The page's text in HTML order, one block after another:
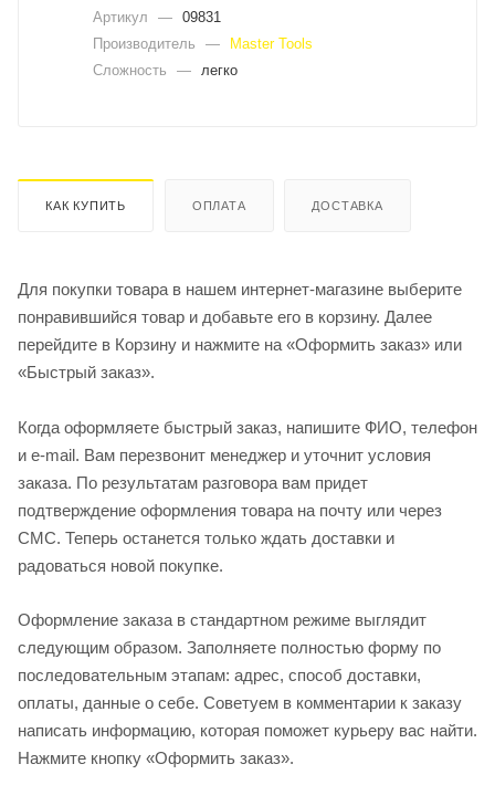
Артикул — 09831
Производитель
—
Master Tools
Сложность
— легко
КАК КУПИТЬ ОПЛАТА ДОСТАВКА
Для покупки товара в нашем интернет-магазине выберите
понравившийся товар и добавьте его в корзину. Далее
перейдите в Корзину и нажмите на «Оформить заказ» или
«Быстрый заказ».
Когда оформляете быстрый заказ, напишите ФИО, телефон
и e-mail. Вам перезвонит менеджер и уточнит условия
заказа. По результатам разговора вам придет
подтверждение оформления товара на почту или через
СМС. Теперь останется только ждать доставки и
радоваться новой покупке.
Оформление заказа в стандартном режиме выглядит
следующим образом. Заполняете полностью форму по
последовательным этапам: адрес, способ доставки,
оплаты, данные о себе. Советуем в комментарии к заказу
написать информацию, которая поможет курьеру вас найти.
Нажмите кнопку «Оформить заказ».